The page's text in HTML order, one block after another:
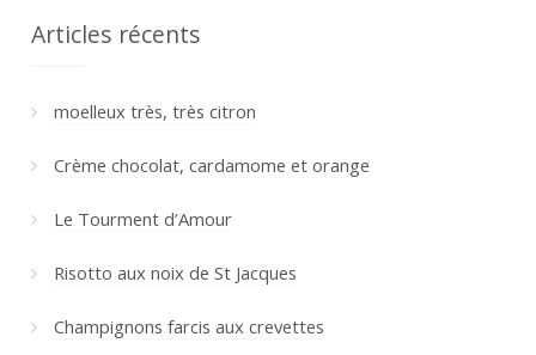
Articles récents
moelleux très, très citron
Crème chocolat, cardamome et orange
Le Tourment d’Amour
Risotto aux noix de St Jacques
Champignons farcis aux crevettes